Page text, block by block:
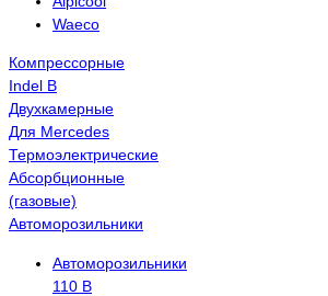
Waeco
Компрессорные
Indel B
Двухкамерные
Для Mercedes
Термоэлектрические
Абсорбционные
(газовые)
Автоморозильники
Автоморозильники
110 В